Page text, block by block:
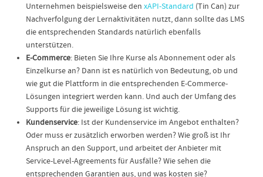
Unternehmen beispielsweise den xAPI-Standard (Tin Can) zur
Nachverfolgung der Lernaktivitäten nutzt, dann sollte das LMS
die entsprechenden Standards natürlich ebenfalls
unterstützen.
E-Commerce: Bieten Sie Ihre Kurse als Abonnement oder als
Einzelkurse an? Dann ist es natürlich von Bedeutung, ob und
wie gut die Plattform in die entsprechenden E-Commerce-
Lösungen integriert werden kann. Und auch der Umfang des
Supports für die jeweilige Lösung ist wichtig.
Kundenservice: Ist der Kundenservice im Angebot enthalten?
Oder muss er zusätzlich erworben werden? Wie groß ist Ihr
Anspruch an den Support, und arbeitet der Anbieter mit
Service-Level-Agreements für Ausfälle? Wie sehen die
entsprechenden Garantien aus, und was kosten sie?